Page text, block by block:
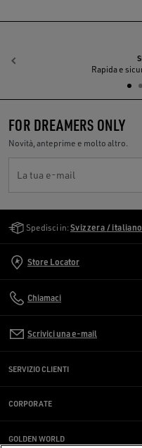
Rapida e
Indietro
FOR DREAMERS ONLY
Novità, anteprime e molto altro.
La tua e-mail
Spedisci in: Svizzera / italiano
Store Locator
Chiamaci
Scrivici una e-mail
SERVIZIO CLIENTI
CORPORATE
GOLDEN WORLD